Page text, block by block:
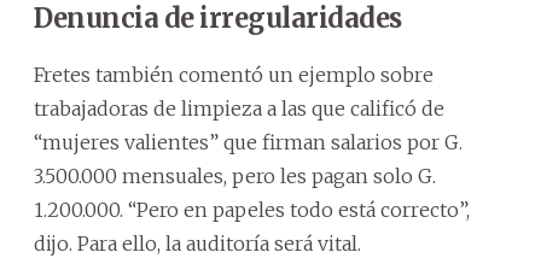
Denuncia de irregularidades
Fretes también comentó un ejemplo sobre
trabajadoras de limpieza a las que calificó de
“mujeres valientes” que firman salarios por G.
3.500.000 mensuales, pero les pagan solo G.
1.200.000. “Pero en papeles todo está correcto”,
dijo. Para ello, la auditoría será vital.